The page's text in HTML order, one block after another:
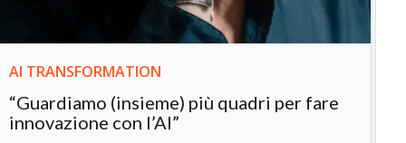
AI TRANSFORMATION
“Guardiamo (insieme) più quadri per fare
innovazione con l’AI”